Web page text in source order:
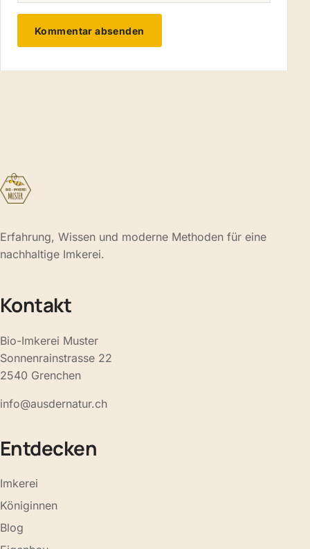
Erfahrung, Wissen und moderne Methoden für eine
nachhaltige Imkerei.
Kontakt
Bio-Imkerei Muster
Sonnenrainstrasse 22
2540 Grenchen
info@ausdernatur.ch
Entdecken
Imkerei
Königinnen
Blog